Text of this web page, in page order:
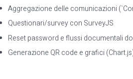
Aggregazione delle comunicazioni
Questionari/survey con SurveyJS
Reset password e flussi documentali
Generazione QR code e grafici